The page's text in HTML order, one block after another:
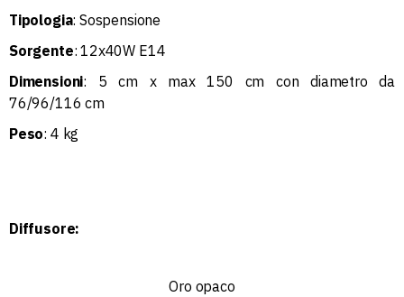
Tipologia: Sospensione
Sorgente: 12x40W E14
Dimensioni: 5 cm x max 150 cm con diametro da
76/96/116 cm
Peso: 4 kg
Diffusore:
Oro opaco